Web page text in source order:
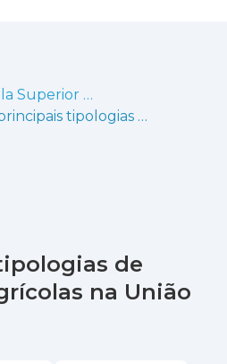
ESCS - Escola Superior de Comunicação Social
As principais tipologias de explorações agrícolas na União Europeia
de
na União